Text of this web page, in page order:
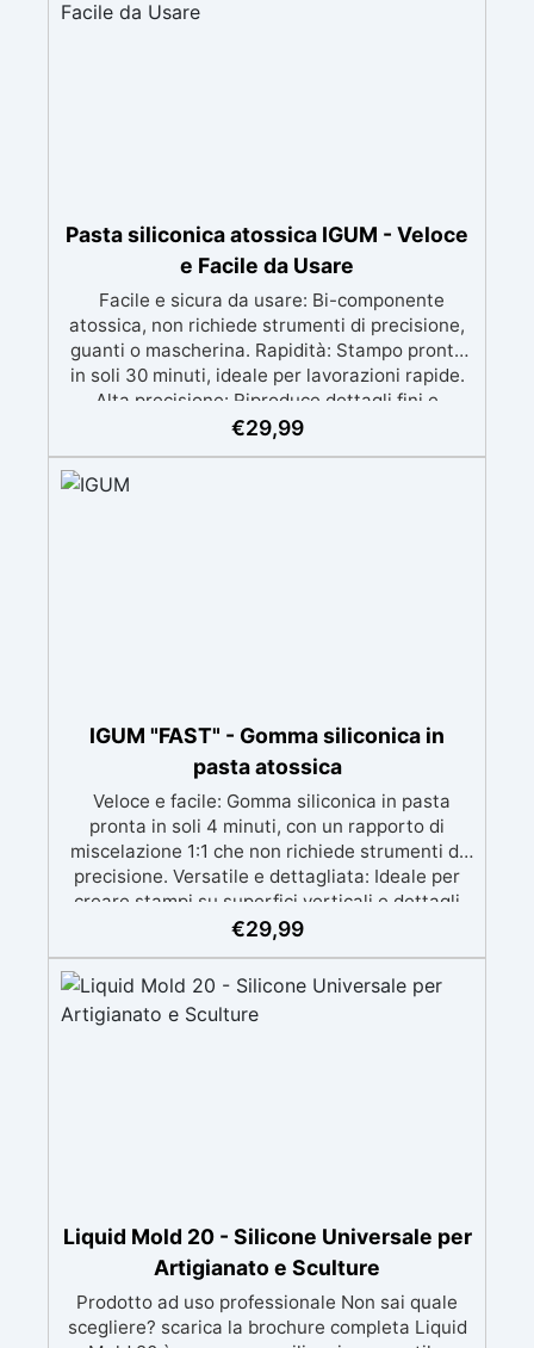
Pasta siliconica atossica IGUM - Veloce
e Facile da Usare
Facile e sicura da usare: Bi-componente
atossica, non richiede strumenti di precisione,
guanti o mascherina. Rapidità: Stampo pronto
in soli 30 minuti, ideale per lavorazioni rapide.
Alta precisione: Riproduce dettagli fini e
complessi con un risultato professionale.
metallo a basso punto di fusione, sapone e
cemento. Resistente e durevole: Consente oltre
€29,99
IGUM "FAST" - Gomma siliconica in
pasta atossica
Veloce e facile: Gomma siliconica in pasta
pronta in soli 4 minuti, con un rapporto di
miscelazione 1:1 che non richiede strumenti di
precisione. Versatile e dettagliata: Ideale per
creare stampi su superfici verticali e dettagli
intricati, compatibile con resine, gesso, cera,
Atossica e sicura: Formulazione inodore,
atossica e facile da maneggiare senza guanti o
mascherina. Alta resistenza e durabilità:
€29,99
Liquid Mold 20 - Silicone Universale per
Artigianato e Sculture
Prodotto ad uso professionale Non sai quale
scegliere? scarica la brochure completa Liquid